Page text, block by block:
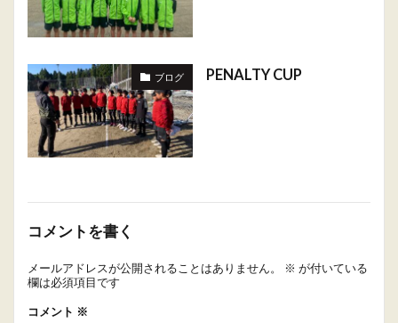
ブログ PENALTY CUP
コメントを書く
メールアドレスが公開されることはありません。 ※ が付いている
欄は必須項目です
コメント ※